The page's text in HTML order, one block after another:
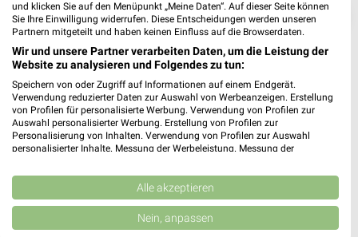
❯
ALDI Nord Prospekt für Marne ab Do.
und klicken Sie auf den Menüpunkt „Meine Daten“. Auf dieser Seite können
Sie Ihre Einwilligung widerrufen. Diese Entscheidungen werden unseren
Partnern mitgeteilt und haben keinen Einfluss auf die Browserdaten.
Wir und unsere Partner verarbeiten Daten, um die Leistung der
Website zu analysieren und Folgendes zu tun:
Speichern von oder Zugriff auf Informationen auf einem Endgerät.
Verwendung reduzierter Daten zur Auswahl von Werbeanzeigen. Erstellung
von Profilen für personalisierte Werbung. Verwendung von Profilen zur
Auswahl personalisierter Werbung. Erstellung von Profilen zur
Personalisierung von Inhalten. Verwendung von Profilen zur Auswahl
personalisierter Inhalte. Messung der Werbeleistung. Messung der
Kombinationen von Daten aus verschiedenen Quellen. Entwicklung und
Verbesserung der Angebote. Verwendung reduzierter Daten zur Auswahl
von Inhalten.
Daten können außerhalb der Europäischen Union weitergegeben und in die
USA gesendet werden.
Alle akzeptieren
Nein, anpassen